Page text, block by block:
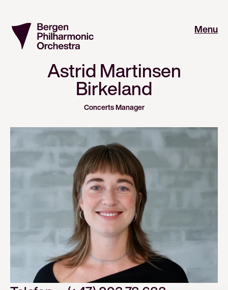
Menu
Astrid Martinsen
Birkeland
Concerts Manager